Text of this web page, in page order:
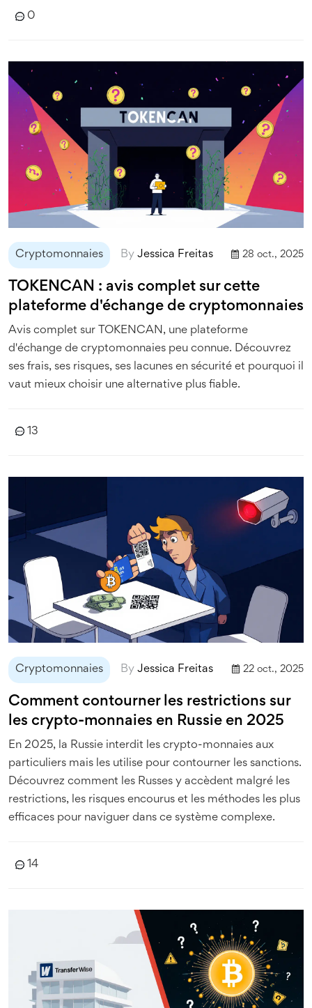
0
Cryptomonnaies By Jessica Freitas 28 oct., 2025
TOKENCAN : avis complet sur cette
plateforme d'échange de cryptomonnaies
Avis complet sur TOKENCAN, une plateforme
d'échange de cryptomonnaies peu connue. Découvrez
ses frais, ses risques, ses lacunes en sécurité et pourquoi il
vaut mieux choisir une alternative plus fiable.
13
Cryptomonnaies By Jessica Freitas 22 oct., 2025
Comment contourner les restrictions sur
les crypto-monnaies en Russie en 2025
En 2025, la Russie interdit les crypto-monnaies aux
particuliers mais les utilise pour contourner les sanctions.
Découvrez comment les Russes y accèdent malgré les
restrictions, les risques encourus et les méthodes les plus
efficaces pour naviguer dans ce système complexe.
14